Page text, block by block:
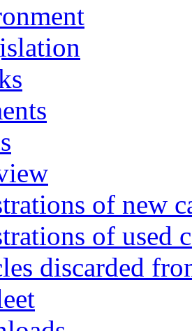
of new
of used
discarded